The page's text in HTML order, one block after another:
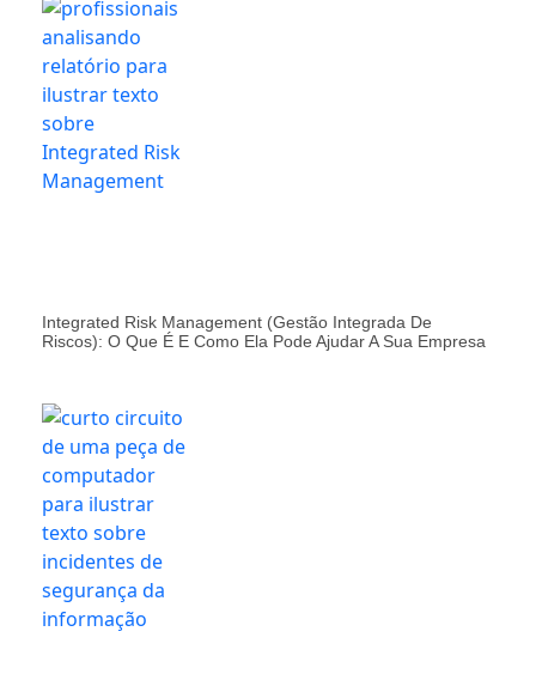
Integrated Risk Management (Gestão Integrada De
Riscos): O Que É E Como Ela Pode Ajudar A Sua Empresa